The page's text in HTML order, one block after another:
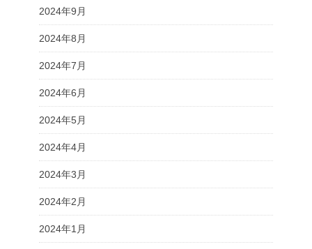
2024年9月
2024年8月
2024年7月
2024年6月
2024年5月
2024年4月
2024年3月
2024年2月
2024年1月